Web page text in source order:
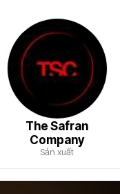
The Safran
Company
Sản xuất